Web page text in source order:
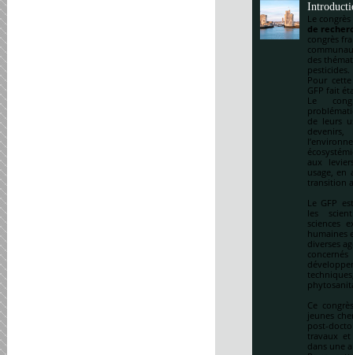
Le
de
congrès
des
pesticides.
Pour
GFP fait
Le
de leurs
devenirs,
aux
usage, en
transition
Le GFP
les
sciences
humaines
diverses
Ce
jeunes
post-
travaux
dans une